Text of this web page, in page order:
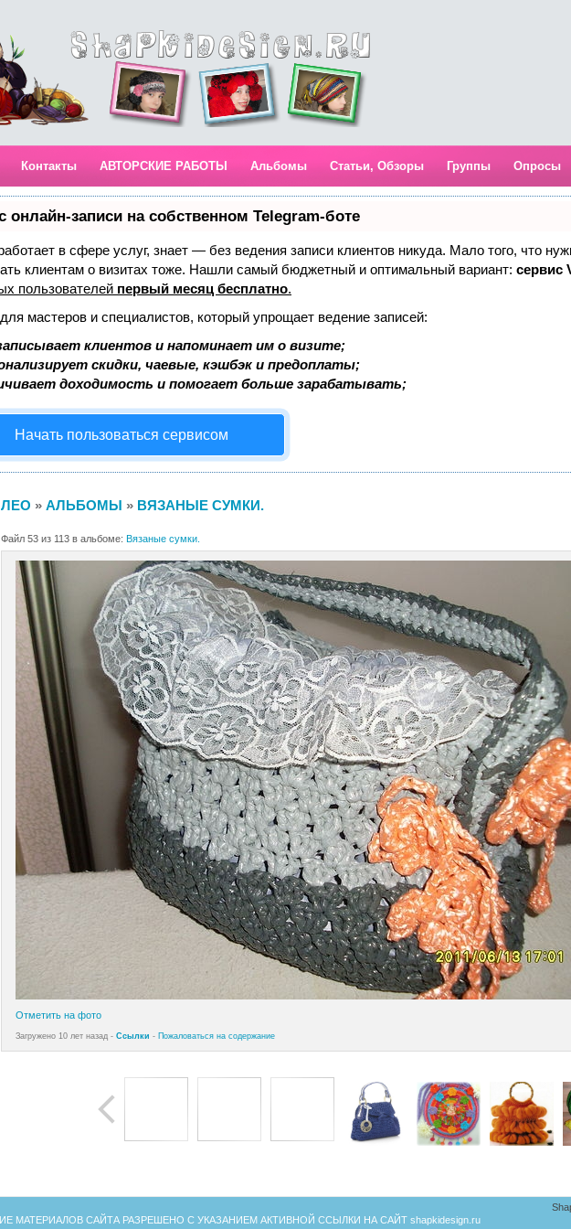
Контакты АВТОРСКИЕ РАБОТЫ Альбомы Статьи, Обзоры Группы Опросы
онлайн-записи на собственном Telegram-боте
в сфере услуг, знает — без ведения записи клиентов никуда. Мало того, что
клиентам о визитах тоже. Нашли самый бюджетный и оптимальный вариант: сервис
пользователей первый месяц бесплатно.
мастеров и специалистов, который упрощает ведение записей:
клиентов и напоминает им о визите;
скидки, чаевые, кэшбэк и предоплаты;
доходимость и помогает больше зарабатывать;
Начать пользоваться сервисом
ЛЕО » АЛЬБОМЫ » ВЯЗАНЫЕ СУМКИ.
Файл 53 из 113 в альбоме: Вязаные сумки.
Отметить на фото
Загружено 10 лет назад - Ссылки - Пожаловаться на содержание
МАТЕРИАЛОВ САЙТА РАЗРЕШЕНО С УКАЗАНИЕМ АКТИВНОЙ ССЫЛКИ НА САЙТ shapkidesign.ru